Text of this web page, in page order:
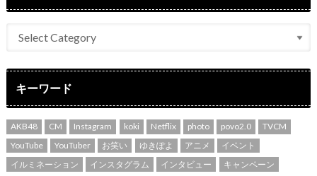
キーワード
AKB48 CM Instagram koki Netflix photo povo2.0
TVCM
YouTube
YouTuber お笑い ゆきぽよ アニメ
イベント
イルミネーション
インスタグラム インタビュー
キャンペーン